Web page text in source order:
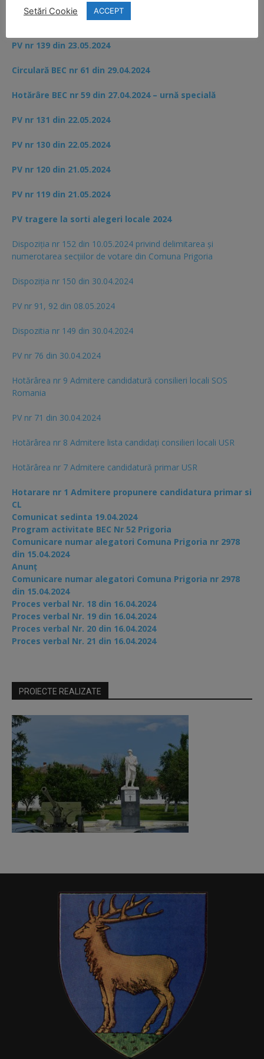
PV nr 152,153,155 din 29.05.2024
PV nr 139 din 23.05.2024
Circulară BEC nr 61 din 29.04.2024
Hotărâre BEC nr 59 din 27.04.2024 – urnă specială
PV nr 131 din 22.05.2024
PV nr 130 din 22.05.2024
PV nr 120 din 21.05.2024
PV nr 119 din 21.05.2024
PV tragere la sorti alegeri locale 2024
Dispoziția nr 152 din 10.05.2024 privind delimitarea și
numerotarea secțiilor de votare din Comuna Prigoria
Dispoziția nr 150 din 30.04.2024
PV nr 91, 92 din 08.05.2024
Dispozitia nr 149 din 30.04.2024
PV nr 76 din 30.04.2024
Hotărârea nr 9 Admitere candidatură consilieri locali SOS
Romania
PV nr 71 din 30.04.2024
Hotărârea nr 8 Admitere lista candidaţi consilieri locali USR
Hotărârea nr 7 Admitere candidatură primar USR
Hotarare nr 1 Admitere propunere candidatura primar si
CL
Comunicat sedinta 19.04.2024
Program activitate BEC Nr 52 Prigoria
Comunicare numar alegatori Comuna Prigoria nr 2978
din 15.04.2024
Anunț
Comunicare numar alegatori Comuna Prigoria nr 2978
din 15.04.2024
Proces verbal Nr. 18 din 16.04.2024
Proces verbal Nr. 19 din 16.04.2024
Proces verbal Nr. 20 din 16.04.2024
Proces verbal Nr. 21 din 16.04.2024
PROIECTE REALIZATE
Setări Cookie ACCEPT